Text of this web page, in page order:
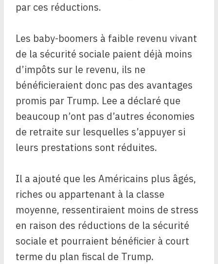
par ces réductions.
Les baby-boomers à faible revenu vivant
de la sécurité sociale paient déjà moins
d’impôts sur le revenu, ils ne
bénéficieraient donc pas des avantages
promis par Trump. Lee a déclaré que
beaucoup n’ont pas d’autres économies
de retraite sur lesquelles s’appuyer si
leurs prestations sont réduites.
Il a ajouté que les Américains plus âgés,
riches ou appartenant à la classe
moyenne, ressentiraient moins de stress
en raison des réductions de la sécurité
sociale et pourraient bénéficier à court
terme du plan fiscal de Trump.